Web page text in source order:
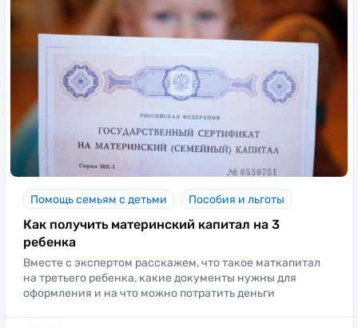
Помощь семьям с детьми Пособия и льготы
Как получить материнский капитал на 3
ребенка
Вместе с экспертом расскажем, что такое маткапитал
на третьего ребенка, какие документы нужны для
оформления и на что можно потратить деньги